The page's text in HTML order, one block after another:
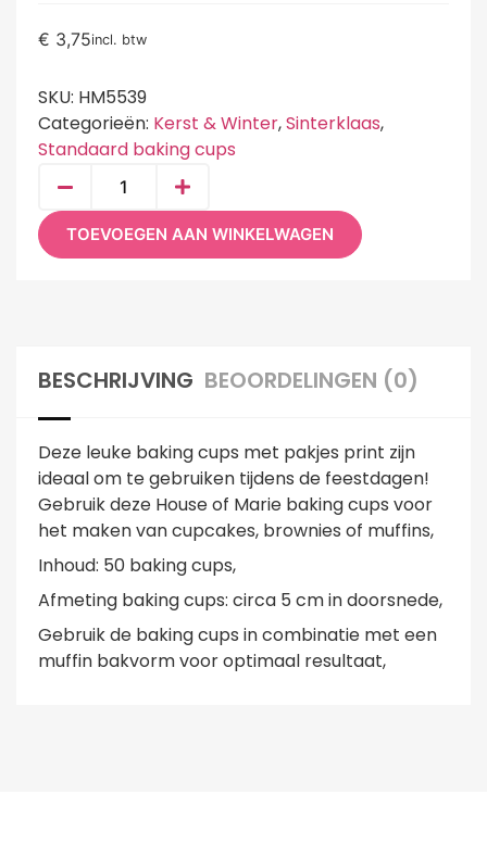
€ 3,75incl. btw
SKU: HM5539
Categorieën: Kerst & Winter,Sinterklaas,
Standaard baking cups
TOEVOEGEN AAN WINKELWAGEN
BESCHRIJVING BEOORDELINGEN (0)
Deze leuke baking cups met pakjes print zijn
ideaal om te gebruiken tijdens de feestdagen!
Gebruik deze House of Marie baking cups voor
het maken van cupcakes, brownies of muffins,
Inhoud: 50 baking cups,
Afmeting baking cups: circa 5 cm in doorsnede,
Gebruik de baking cups in combinatie met een
muffin bakvorm voor optimaal resultaat,